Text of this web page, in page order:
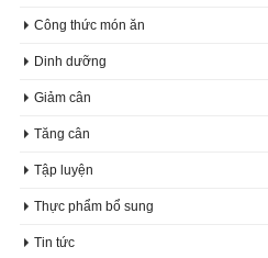
Công thức món ăn
Dinh dưỡng
Giảm cân
Tăng cân
Tập luyện
Thực phẩm bổ sung
Tin tức